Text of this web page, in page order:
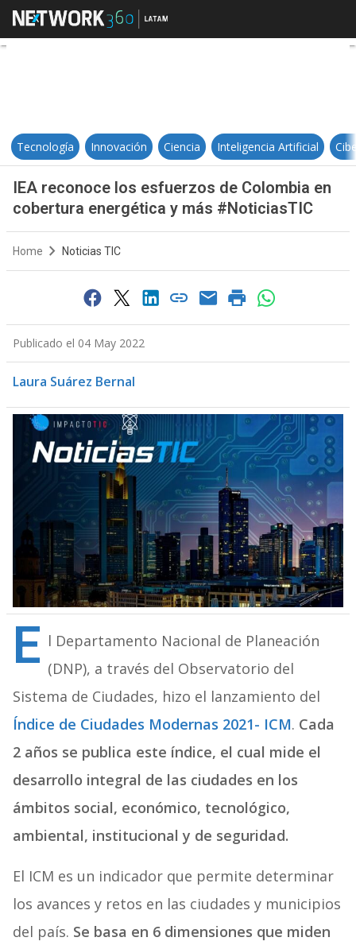
IEA reconoce los esfuerzos de
Tecnología Innovación Ciencia Inteligencia Artificial
IEA reconoce los esfuerzos de Colombia en
cobertura energética y más #NoticiasTIC
Home Noticias TIC
Publicado el 04 May 2022
Laura Suárez Bernal
E l Departamento Nacional de Planeación
(DNP), a través del Observatorio del
Sistema de Ciudades, hizo el lanzamiento del
Índice de Ciudades Modernas 2021- ICM. Cada
2 años se publica este índice, el cual mide el
desarrollo integral de las ciudades en los
ámbitos social, económico, tecnológico,
ambiental, institucional y de seguridad.
El ICM es un indicador que permite determinar
los avances y retos en las ciudades y municipios
del país. Se basa en 6 dimensiones que miden